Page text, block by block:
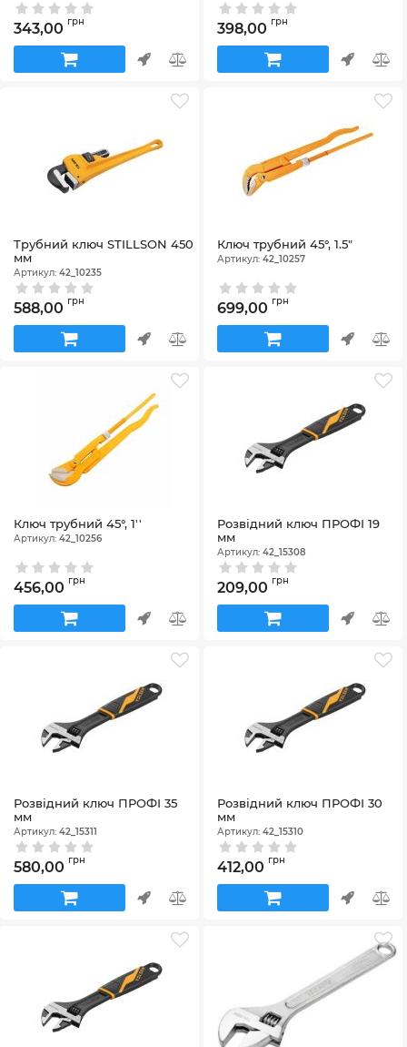
343,00 грн 398,00 грн
Трубний ключ STILLSON 450
мм
Артикул: 42_10235
588,00 грн
Ключ трубний 45°, 1.5"
Артикул: 42_10257
699,00 грн
Ключ трубний 45°, 1''
Артикул: 42_10256
456,00 грн
Розвідний ключ ПРОФІ 19
мм
Артикул: 42_15308
209,00 грн
Розвідний ключ ПРОФІ 35
мм
Артикул: 42_15311
580,00 грн
Розвідний ключ ПРОФІ 30
мм
Артикул: 42_15310
412,00 грн